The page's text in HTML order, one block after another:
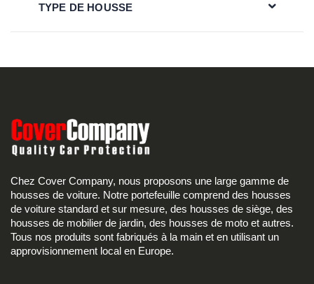
TYPE DE HOUSSE
Chez Cover Company, nous proposons une large gamme de
housses de voiture. Notre portefeuille comprend des housses
de voiture standard et sur mesure, des housses de siège, des
housses de mobilier de jardin, des housses de moto et autres.
Tous nos produits sont fabriqués à la main et en utilisant un
approvisionnement local en Europe.